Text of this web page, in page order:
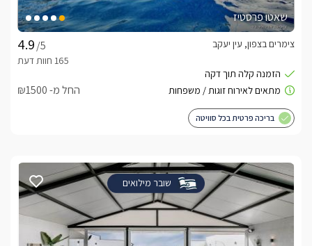
שאטו פרסטיז
/5
צימרים בצפון, עין יעקב
החל מ- ₪1500
בריכה פרטית בכל סוויטה
שובר מילואים